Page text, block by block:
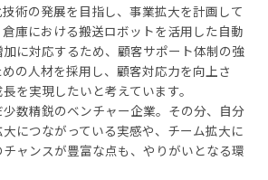
術の発展を目指し、事業拡大を計画して
庫における搬送ロボットを活用した自動
に対応するため、顧客サポート体制の強
の人材を採用し、顧客対応力を向上さ
を実現したいと考えています。
数精鋭のベンチャー企業。その分、自分
につながっている実感や、チーム拡大に
ャンスが豊富な点も、やりがいとなる環